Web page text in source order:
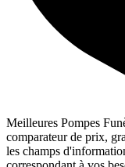
Meilleures Pompes
comparateur de prix,
les champs